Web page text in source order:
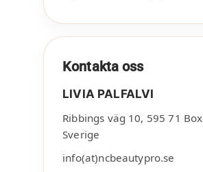
Kontakta oss
LIVIA PALFALVI
Ribbings väg 10, 595 71
Sverige
info(at)ncbeautypro.se